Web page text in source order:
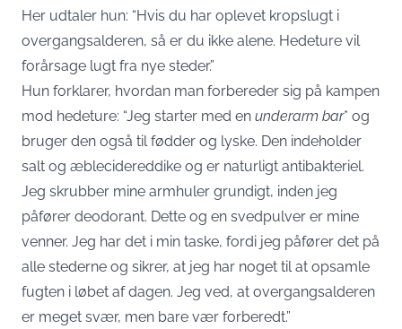
Her udtaler hun: “Hvis du har oplevet kropslugt i
overgangsalderen, så er du ikke alene. Hedeture vil
forårsage lugt fra nye steder.”
Hun forklarer, hvordan man forbereder sig på kampen
mod hedeture: “Jeg starter med en underarm bar* og
bruger den også til fødder og lyske. Den indeholder
salt og æblecidereddike og er naturligt antibakteriel.
Jeg skrubber mine armhuler grundigt, inden jeg
påfører deodorant. Dette og en svedpulver er mine
venner. Jeg har det i min taske, fordi jeg påfører det på
alle stederne og sikrer, at jeg har noget til at opsamle
fugten i løbet af dagen. Jeg ved, at overgangsalderen
er meget svær, men bare vær forberedt.”